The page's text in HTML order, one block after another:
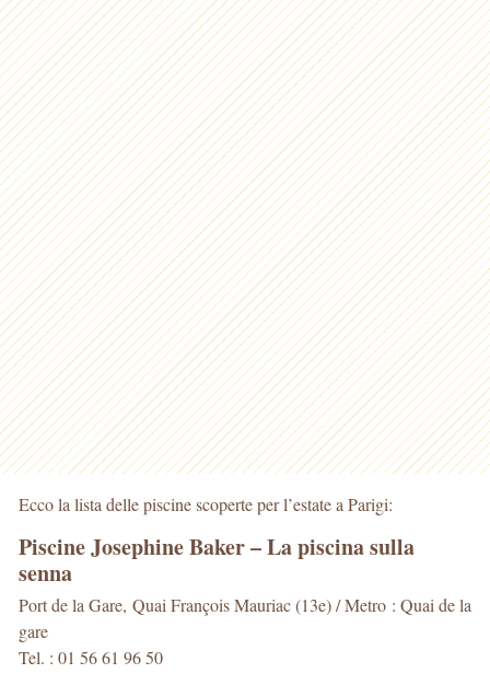
Ecco la lista delle piscine scoperte per l’estate a Parigi:
Piscine Josephine Baker – La piscina sulla
senna
Port de la Gare, Quai François Mauriac (13e) / Metro : Quai de la
gare
Tel. : 01 56 61 96 50